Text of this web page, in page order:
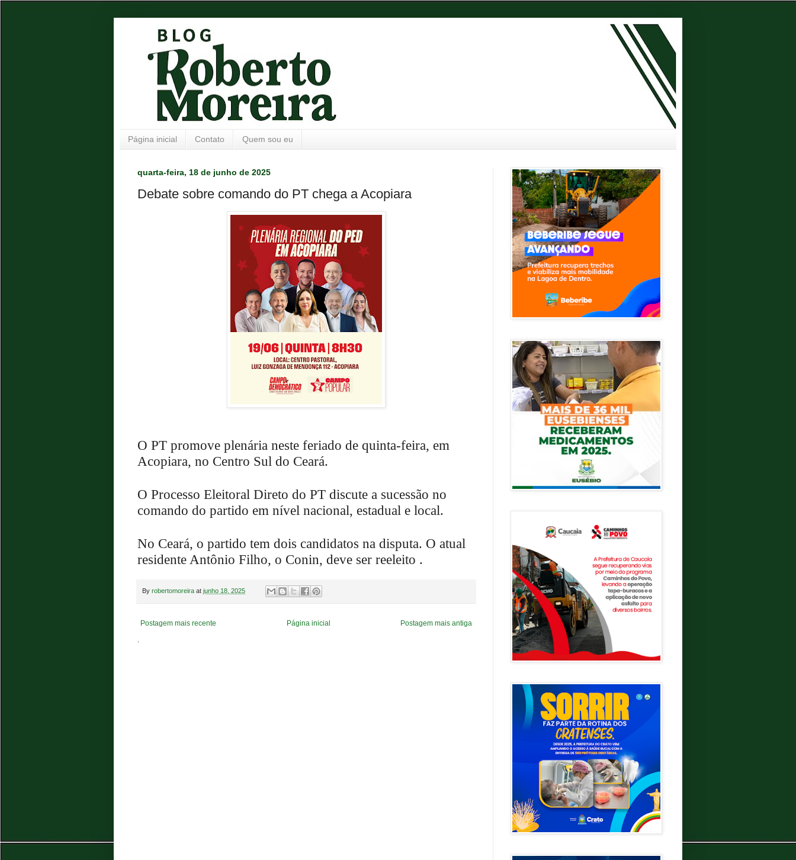
Página inicial Contato Quem sou eu
quarta-feira, 18 de junho de 2025
Debate sobre comando do PT chega a Acopiara
O PT promove plenária neste feriado de quinta-feira, em
Acopiara, no Centro Sul do Ceará.
O Processo Eleitoral Direto do PT discute a sucessão no
comando do partido em nível nacional, estadual e local.
No Ceará, o partido tem dois candidatos na disputa. O atual
residente Antônio Filho, o Conin, deve ser reeleito .
By robertomoreira at junho 18, 2025
Postagem mais recente Postagem mais antiga
Página inicial
.